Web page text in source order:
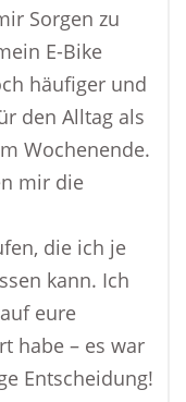
Sorgen zu
E-Bike
häufiger und
den Alltag als
Wochenende.
mir die
die ich je
kann. Ich
eure
habe – es war
Entscheidung!